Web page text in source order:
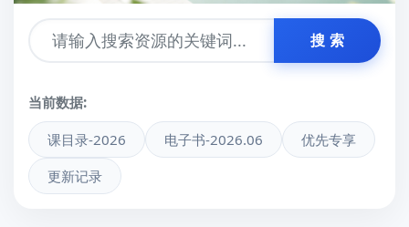
搜 索
当前数据:
课目录-2026 电子书-2026.06
优先专享
更新记录